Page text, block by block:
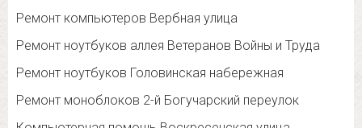
Ремонт компьютеров Вербная улица
Ремонт ноутбуков аллея Ветеранов Войны и Труда
Ремонт ноутбуков Головинская набережная
Ремонт моноблоков 2-й Богучарский переулок